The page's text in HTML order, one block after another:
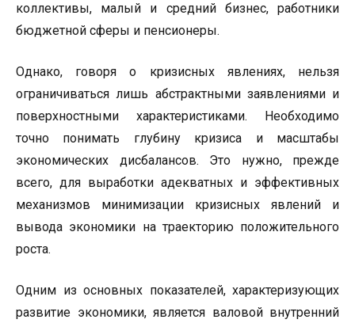
коллективы, малый и средний бизнес, работники
бюджетной сферы и пенсионеры.
Однако, говоря о кризисных явлениях, нельзя
ограничиваться лишь абстрактными заявлениями и
поверхностными характеристиками. Необходимо
точно понимать глубину кризиса и масштабы
экономических дисбалансов. Это нужно, прежде
всего, для выработки адекватных и эффективных
механизмов минимизации кризисных явлений и
вывода экономики на траекторию положительного
роста.
Одним из основных показателей, характеризующих
развитие экономики, является валовой внутренний